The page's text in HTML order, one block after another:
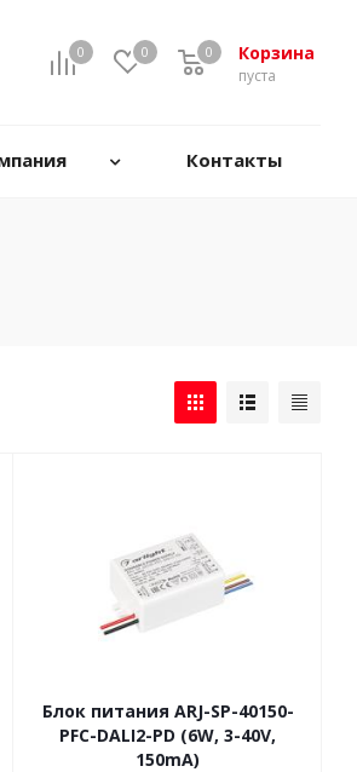
0 0 Корзина
0
пуста
0
Контакты
Блок питания ARJ-SP-40150-
PFC-DALI2-PD (6W, 3-40V,
150mA)